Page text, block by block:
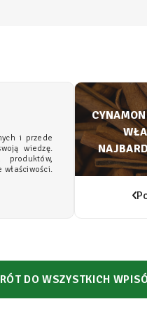
i przede
wiedzę.
produktów,
DO WSZYSTKICH